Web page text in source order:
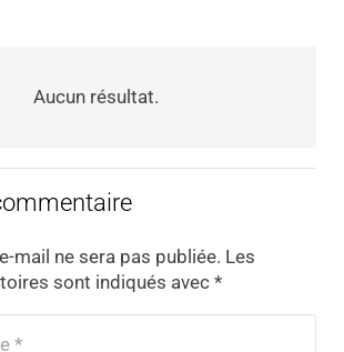
Aucun résultat.
mail ne sera pas publiée. Les
sont indiqués avec *